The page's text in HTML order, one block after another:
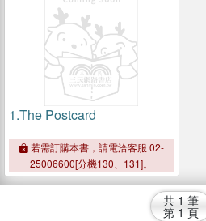
1.The Postcard
若需訂購本書，請電洽客服 02-
25006600[分機130、131]。
共 1 筆
第 1 頁